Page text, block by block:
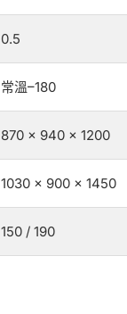
0.5
常溫–180
870 × 940 × 1200
1030 × 900 × 1450
150 / 190